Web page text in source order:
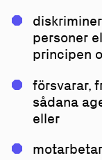
personer
principen
försvarar,
sådana
eller